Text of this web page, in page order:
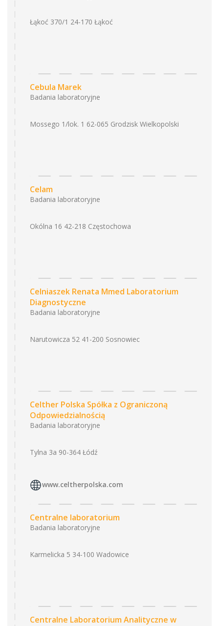
Łąkoć 370/1 24-170 Łąkoć
Cebula Marek
Badania laboratoryjne
Mossego 1/lok. 1 62-065 Grodzisk Wielkopolski
Celam
Badania laboratoryjne
Okólna 16 42-218 Częstochowa
Celniaszek Renata Mmed Laboratorium
Diagnostyczne
Badania laboratoryjne
Narutowicza 52 41-200 Sosnowiec
Celther Polska Spółka z Ograniczoną
Odpowiedzialnością
Badania laboratoryjne
Tylna 3a 90-364 Łódź
www.celtherpolska.com
Centralne laboratorium
Badania laboratoryjne
Karmelicka 5 34-100 Wadowice
Centralne Laboratorium Analityczne w